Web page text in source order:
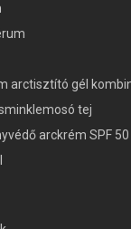
arctisztító gél
tej
arckrém SPF 50